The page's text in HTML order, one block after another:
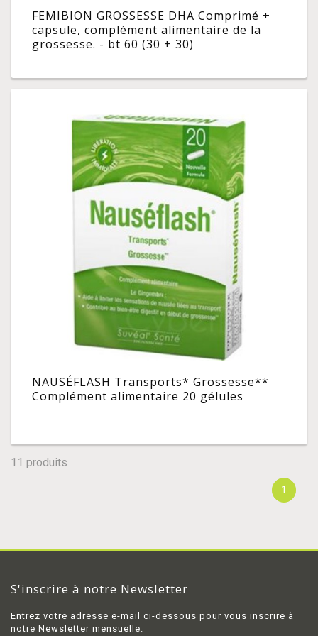
FEMIBION GROSSESSE DHA Comprimé +
capsule, complément alimentaire de la
grossesse. - bt 60 (30 + 30)
NAUSÉFLASH Transports* Grossesse**
Complément alimentaire 20 gélules
11 produits
1
S'inscrire à notre Newsletter
Entrez votre adresse e-mail ci-dessous pour vous inscrire à
notre Newsletter mensuelle.